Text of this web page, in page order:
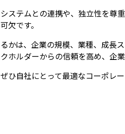
ステムとの連携や、独立性を尊
欠です。
かは、企業の規模、業種、成長
ホルダーからの信頼を高め、企
ひ自社にとって最適なコーポレ